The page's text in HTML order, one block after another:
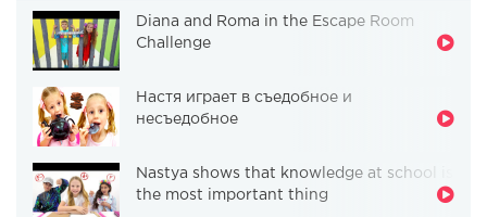
Diana and Roma in the Escape Room
Challenge
Настя играет в съедобное и
несъедобное
Nastya shows that knowledge at school is
the most important thing